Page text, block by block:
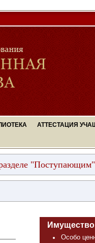
АТТЕСТАЦИЯ
Имущество
Особо